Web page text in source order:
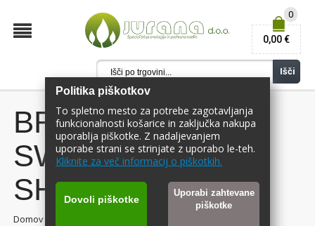
Politika piškotkov
To spletno mesto za potrebe zagotavljanja
funkcionalnosti košarice in zaključka nakupa
uporablja piškotke. Z nadaljevanjem
uporabe strani se strinjate z uporabo le-teh.
Kliknite za več informacij o piškotkih.
Dovoli piškotke
Uporabi zahtevane
piškotke
Išči
0
0,00 €
BRUSILEC ISTOR
SWISS DUPLEX
SHARPENER
Domov